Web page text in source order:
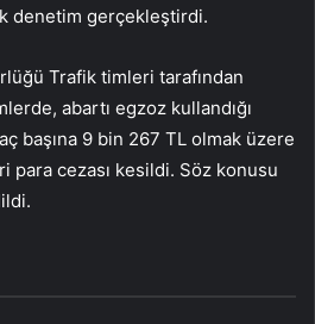
denetim gerçekleştirdi.
Trafik timleri tarafından
abartı egzoz kullandığı
başına 9 bin 267 TL olmak üzere
para cezası kesildi. Söz konusu